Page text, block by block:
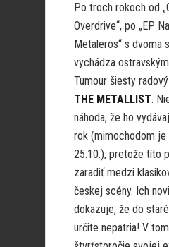
Po troch rokoch od
Overdrive“, po „EP
Metaleros“ s dvoma
vychádza
Tumour šiesty
THE METALLIST.
náhoda, že ho
rok (mimochodom je
25.10.), pretože títo
zaradiť medzi
českej scény. Ich
dokazuje, že do
určite nepatria! V